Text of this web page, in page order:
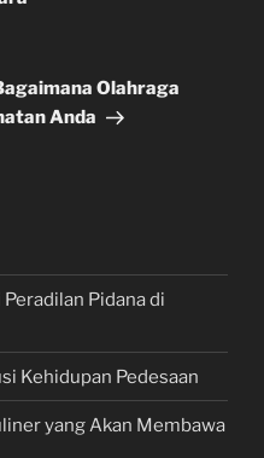
Olahraga
Anda
Pidana di
Kehidupan Pedesaan
yang Akan Membawa